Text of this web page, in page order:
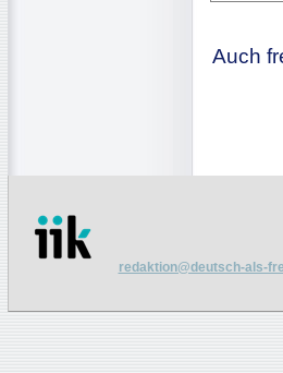
Auch
redaktion@deutsch-als-